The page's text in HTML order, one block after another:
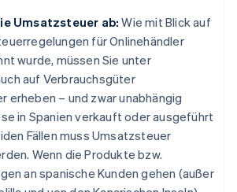
Umsatzsteuer ab: Wie mit Blick auf
für Onlinehändler
wurde, müssen Sie unter
auf Verbrauchsgüter
erheben – und zwar unabhängig
in Spanien verkauft oder ausgeführt
Fällen muss Umsatzsteuer
Wenn die Produkte bzw.
an spanische Kunden gehen (außer